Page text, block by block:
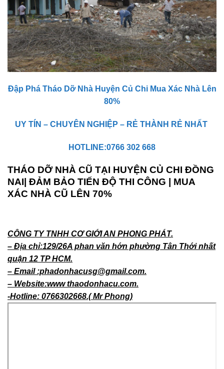
Đập Phá Tháo Dỡ Nhà Huyện Củ Chi Mua Xác Nhà Lên
80%
UY TÍN – CHUYÊN NGHIỆP – RẺ THÀNH RẺ NHẤT
HOTLINE:0766 302 668
THÁO DỠ NHÀ CŨ TẠI HUYỆN CỦ CHI ĐỒNG
NAI| ĐẢM BẢO TIẾN ĐỘ THI CÔNG | MUA
XÁC NHÀ CŨ LÊN 70%
CÔNG TY TNHH CƠ GIỚI AN PHONG PHÁT.
– Địa chỉ:129/26A phan văn hớn phường Tân Thới nhất
quận 12 TP HCM.
– Email :phadonhacusg@gmail.com.
– Website:www thaodonhacu.com.
-Hotline: 0766302668.( Mr Phong)